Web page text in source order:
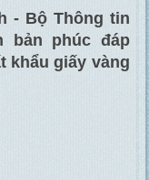
- Bộ Thông tin
bản phúc đáp
khẩu giấy vàng